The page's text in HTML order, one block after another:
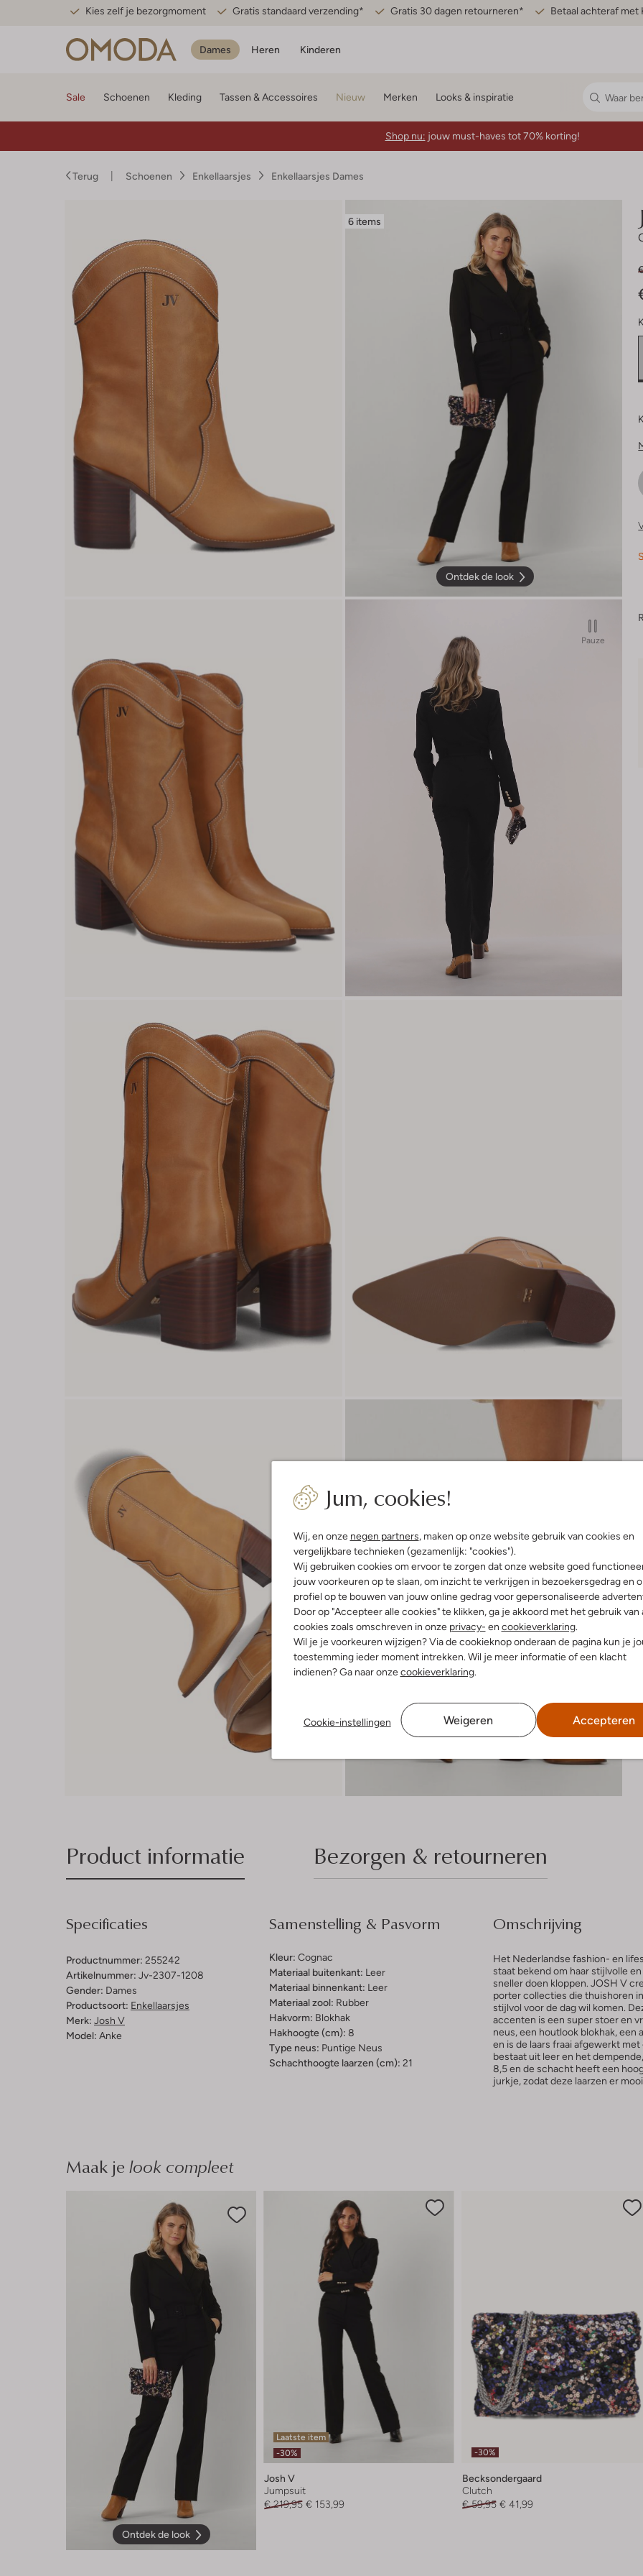
Kies zelf je bezorgmoment Gratis standaard verzending* Gratis 30 dagen retourneren* Betaal achteraf met
Dames Heren Kinderen
Jum, cookies!
Wij, en onze negen partners, maken op onze website gebruik van cookies en
vergelijkbare technieken (gezamenlijk: "cookies").
Wij gebruiken cookies om ervoor te zorgen dat onze website goed
jouw voorkeuren op te slaan, om inzicht te verkrijgen in bezoekersgedrag en
profiel op te bouwen van jouw online gedrag voor gepersonaliseerde
Door op "Accepteer alle cookies" te klikken, ga je akkoord met het gebruik van
cookies zoals omschreven in onze privacy- en cookieverklaring.
Wil je je voorkeuren wijzigen? Via de cookieknop onderaan de pagina kun je
toestemming ieder moment intrekken. Wil je meer informatie of een klacht
indienen? Ga naar onzecookieverklaring.
Cookie-instellingen Weigeren Accepteren
Sale Schoenen Kleding Tassen & Accessoires Nieuw Merken Looks & inspiratie
Shop nu: jouw must-haves tot 70% korting!
Terug Schoenen Enkellaarsjes Enkellaarsjes Dames
6 items
Ontdek de look
Pauze
Product informatie Bezorgen & retourneren
Specificaties
Productnummer: 255242
Artikelnummer: Jv-2307-1208
Gender: Dames
Productsoort: Enkellaarsjes
Merk: Josh V
Model: Anke
Samenstelling & Pasvorm
Kleur: Cognac
Materiaal buitenkant: Leer
Materiaal binnenkant: Leer
Materiaal zool: Rubber
Hakvorm: Blokhak
Hakhoogte (cm): 8
Type neus: Puntige Neus
Schachthoogte laarzen (cm): 21
Omschrijving
Het Nederlandse fashion- en
staat bekend om haar stijlvolle
sneller doen kloppen. JOSH V
porter collecties die thuishoren
stijlvol voor de dag wil komen.
accenten is een super stoer en
neus, een houtlook blokhak,
en is de laars fraai afgewerkt
bestaat uit leer en het
8,5 en de schacht heeft een
jurkje, zodat deze laarzen er
Maak je look compleet
Ontdek de look
Laatste item
-30%
Josh V
Jumpsuit
€ 219,95 € 153,99
-30%
Becksondergaard
Clutch
€ 59,95 € 41,99